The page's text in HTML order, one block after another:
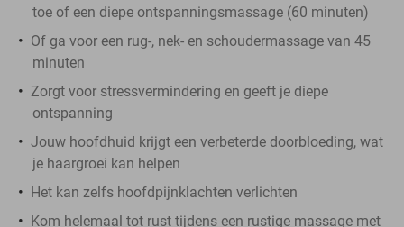
toe of een diepe ontspanningsmassage (60 minuten)
Of ga voor een rug-, nek- en schoudermassage van 45
minuten
Zorgt voor stressvermindering en geeft je diepe
ontspanning
Jouw hoofdhuid krijgt een verbeterde doorbloeding, wat
je haargroei kan helpen
Het kan zelfs hoofdpijnklachten verlichten
Kom helemaal tot rust tijdens een rustige massage met